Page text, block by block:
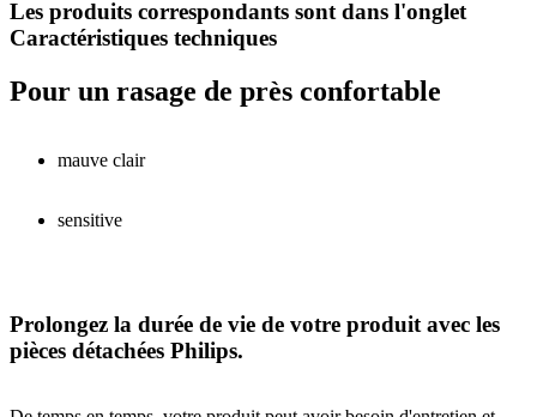
Les produits correspondants sont dans l'onglet
Caractéristiques techniques
Pour un rasage de près confortable
mauve clair
sensitive
Prolongez la durée de vie de votre produit avec les
pièces détachées Philips.